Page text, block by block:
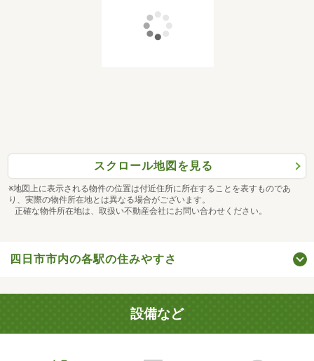
スクロール地図を見る
※地図上に表示される物件の位置は付近住所に所在することを表すものであ
り、実際の物件所在地とは異なる場合がございます。
正確な物件所在地は、取扱い不動産会社にお問い合わせください。
四日市市内の各駅の住みやすさ
設備など